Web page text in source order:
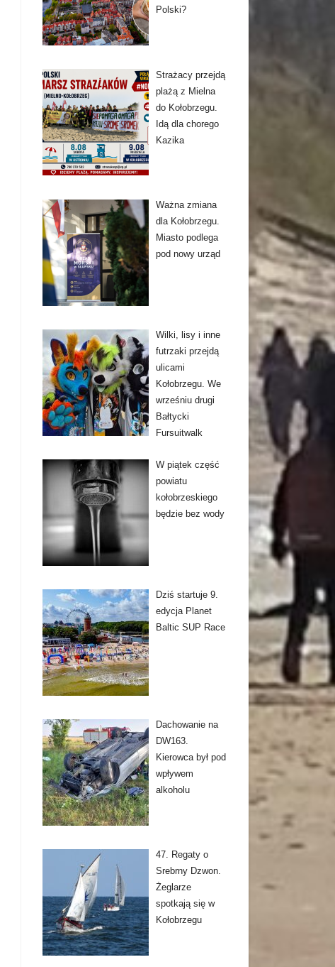
Polski?
Strażacy przejdą
plażą z Mielna
do Kołobrzegu.
Idą dla chorego
Kazika
Ważna zmiana
dla Kołobrzegu.
Miasto podlega
pod nowy urząd
Wilki, lisy i inne
futrzaki przejdą
ulicami
Kołobrzegu. We
wrześniu drugi
Bałtycki
Fursuitwalk
W piątek część
powiatu
kołobrzeskiego
będzie bez wody
Dziś startuje 9.
edycja Planet
Baltic SUP Race
Dachowanie na
DW163.
Kierowca był pod
wpływem
alkoholu
47. Regaty o
Srebrny Dzwon.
Żeglarze
spotkają się w
Kołobrzegu